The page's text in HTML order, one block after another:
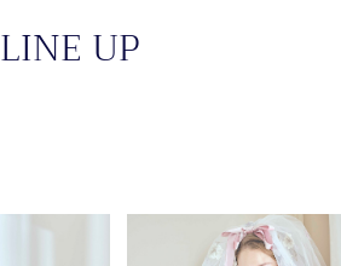
LINE UP